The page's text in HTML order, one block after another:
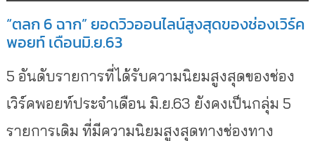
“ตลก 6 ฉาก” ยอดวิวออนไลน์สูงสุดของช่องเวิร์ค
พอยท์ เดือนมิ.ย.63
5 อันดับรายการที่ได้รับความนิยมสูงสุดของช่อง
เวิร์คพอยท์ประจำเดือน มิ.ย.63 ยังคงเป็นกลุ่ม 5
รายการเดิม ที่มีความนิยมสูงสุดทางช่องทาง